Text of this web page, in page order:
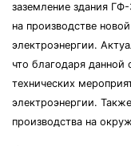
заземление здания
на производстве
электроэнергии.
что благодаря данной
технических
электроэнергии.
производства на